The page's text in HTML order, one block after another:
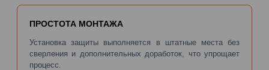
ПРОСТОТА МОНТАЖА
Установка защиты выполняется в штатные места без
сверления и дополнительных доработок, что упрощает
процесс.